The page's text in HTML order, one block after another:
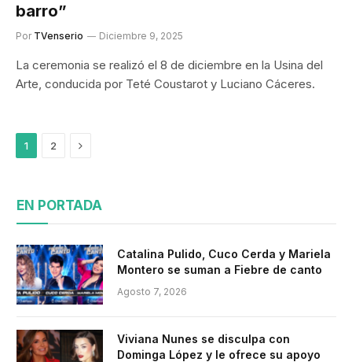
barro”
Por TVenserio Diciembre 9, 2025
La ceremonia se realizó el 8 de diciembre en la Usina del
Arte, conducida por Teté Coustarot y Luciano Cáceres.​
1 2 Siguiente
EN PORTADA
Catalina Pulido, Cuco Cerda y Mariela
Montero se suman a Fiebre de canto
Agosto 7, 2026
Viviana Nunes se disculpa con
Dominga López y le ofrece su apoyo